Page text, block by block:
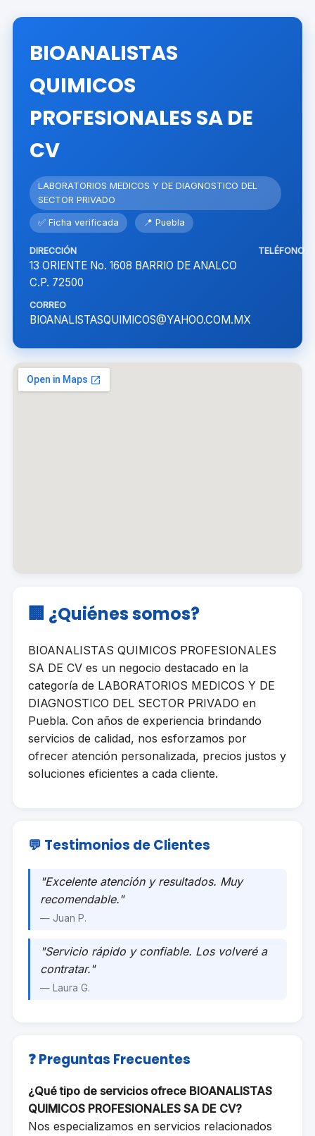
BIOANALISTAS
QUIMICOS
PROFESIONALES SA DE
CV
LABORATORIOS MEDICOS Y DE DIAGNOSTICO DEL
SECTOR PRIVADO
✅ Ficha verificada 📍 Puebla
DIRECCIÓN
13 ORIENTE No. 1608 BARRIO DE ANALCO
C.P. 72500
TELÉFONO
CORREO
BIOANALISTASQUIMICOS@YAHOO.COM.MX
🏢 ¿Quiénes somos?
BIOANALISTAS QUIMICOS PROFESIONALES
SA DE CV es un negocio destacado en la
categoría de LABORATORIOS MEDICOS Y DE
DIAGNOSTICO DEL SECTOR PRIVADO en
Puebla. Con años de experiencia brindando
servicios de calidad, nos esforzamos por
ofrecer atención personalizada, precios justos y
soluciones eficientes a cada cliente.
💬 Testimonios de Clientes
"Excelente atención y resultados. Muy
recomendable."
— Juan P.
"Servicio rápido y confiable. Los volveré a
contratar."
— Laura G.
❓ Preguntas Frecuentes
¿Qué tipo de servicios ofrece BIOANALISTAS
QUIMICOS PROFESIONALES SA DE CV?
Nos especializamos en servicios relacionados